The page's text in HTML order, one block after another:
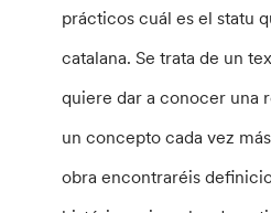
prácticos cuál es el statu
catalana. Se trata de un
quiere dar a conocer una
un concepto cada vez
obra encontraréis